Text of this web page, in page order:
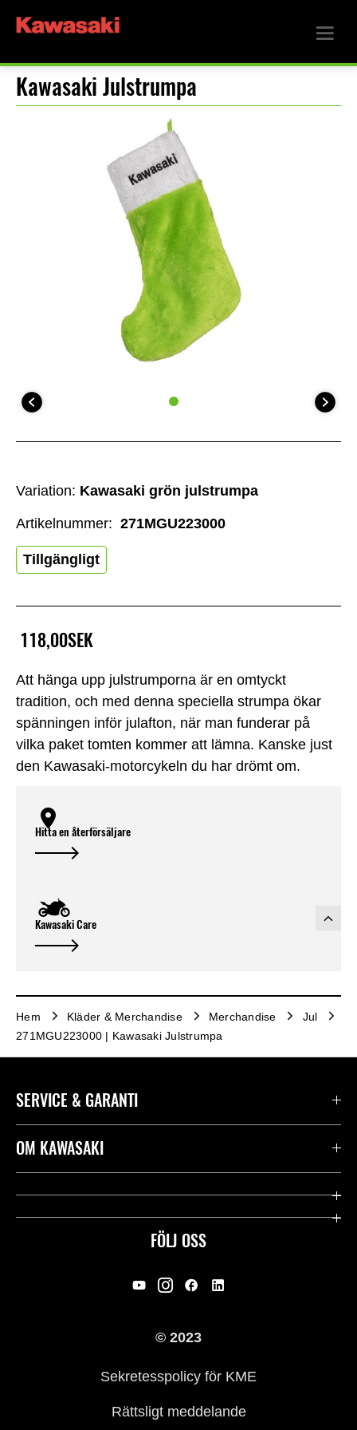
Kawasaki Julstrumpa
Att hänga upp julstrumporna är en omtyckt
tradition, och med denna speciella strumpa ökar
spänningen inför julafton, när man funderar på
vilka paket tomten kommer att lämna. Kanske just
den Kawasaki-motorcykeln du har drömt om.
118,00SEK
Variation: Kawasaki grön julstrumpa
Tillgängligt
Artikelnummer: 271MGU223000
Hitta en återförsäljare
Kawasaki Care
Hem Kläder & Merchandise Merchandise
Jul
271MGU223000 | Kawasaki Julstrumpa
FÖLJ OSS
SERVICE & GARANTI
Kontakta oss
Användbara länkar
Rättsligt & Sekretess
OM KAWASAKI
Företag
© 2023
Sekretesspolicy för KME
Rättsligt meddelande